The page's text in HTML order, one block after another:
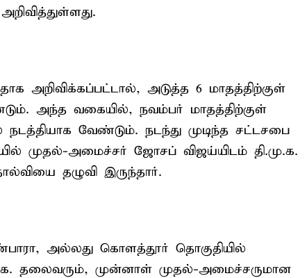
அறிவிக்கப்பட்டால், அடுத்த 6 மாதத்திற்குள்
அந்த வகையில், நவம்பர் மாதத்திற்குள்
நடத்தியாக வேண்டும். நடந்து முடிந்த சட்டசபை
முதல்-அமைச்சர் ஜோசப் விஜய்யிடம் தி.மு.க.
தழுவி இருந்தார்.
அல்லது கொளத்தூர் தொகுதியில்
தலைவரும், முன்னாள் முதல்-அமைச்சருமான